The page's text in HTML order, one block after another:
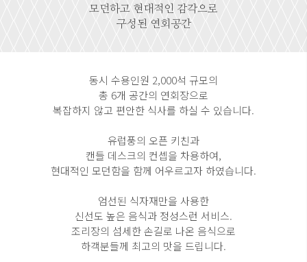
모던하고 현대적인 감각으로
구성된 연회공간
동시 수용인원 2,000석 규모의
총 6개 공간의 연회장으로
복잡하지 않고 편안한 식사를 하실 수 있습니다.
유럽풍의 오픈 키친과
캔들 데스크의 컨셉을 차용하여,
현대적인 모던함을 함께 어우르고자 하였습니다.
엄선된 식자재만을 사용한
신선도 높은 음식과 정성스런 서비스.
조리장의 섬세한 손길로 나온 음식으로
하객분들께 최고의 맛을 드립니다.